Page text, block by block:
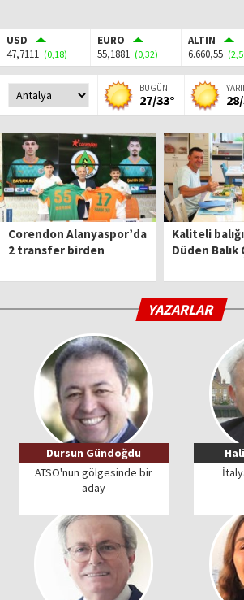
USD
47,7111 (0,18)
EURO
55,1881 (0,32)
ALTIN
6.660,55
BUGÜN
27/33°
Corendon Alanyaspor’da
2 transfer birden
Kaliteli
Düden Balık
YAZARLAR
Dursun Gündoğdu
ATSO'nun gölgesinde bir
aday